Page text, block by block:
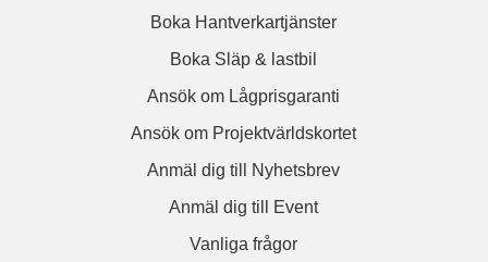
Boka Hantverkartjänster
Boka Släp & lastbil
Ansök om Lågprisgaranti
Ansök om Projektvärldskortet
Anmäl dig till Nyhetsbrev
Anmäl dig till Event
Vanliga frågor